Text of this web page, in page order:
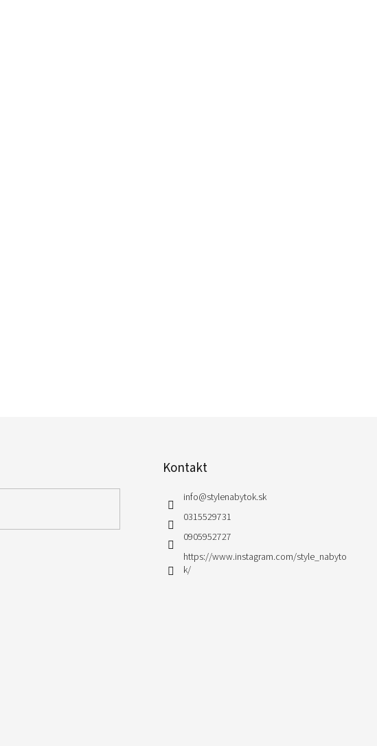
Kontakt
info@stylenabytok.sk
0315529731
0905952727
https://www.instagram.com/style_nabyto
k/